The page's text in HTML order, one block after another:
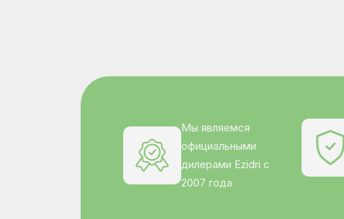
Мы являемся
официальными
дилерами Ezidri с
2007 года